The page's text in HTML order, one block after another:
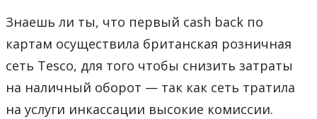
Знаешь ли ты, что первый cash back по
картам осуществила британская розничная
сеть Tesco, для того чтобы снизить затраты
на наличный оборот — так как сеть тратила
на услуги инкассации высокие комиссии.